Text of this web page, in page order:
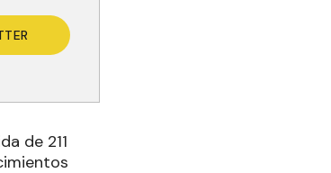
de 211